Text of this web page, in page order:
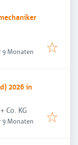
:
9 Monaten
2026 in
Co. KG
:
9 Monaten